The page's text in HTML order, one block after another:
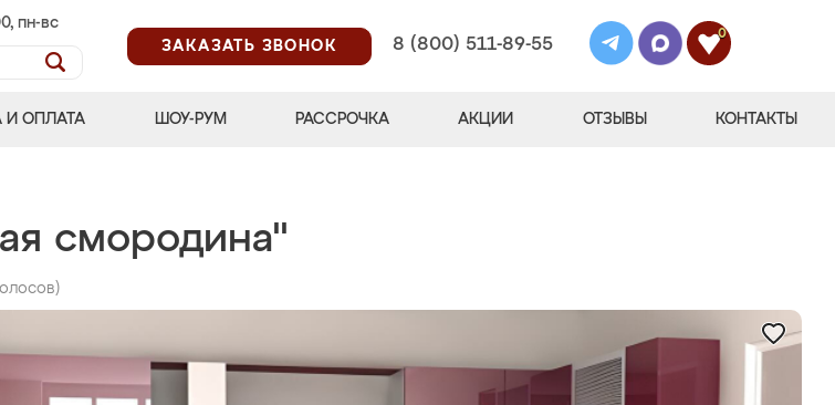
пн-вс
ЗАКАЗАТЬ ЗВОНОК
8 (800) 511-89-55
0
И ОПЛАТА ШОУ-РУМ РАССРОЧКА АКЦИИ ОТЗЫВЫ КОНТАКТЫ
смородина"